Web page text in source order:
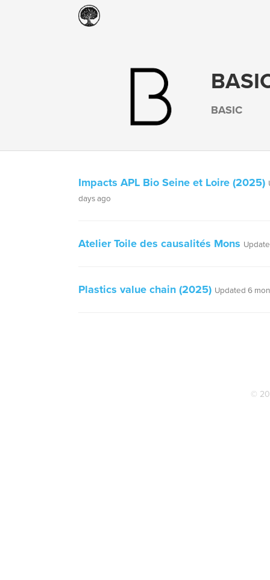
BASIC
Impacts APL Bio Seine et Loire (2025)
days ago
Atelier Toile des causalités Mons
Plastics value chain (2025) Updated 6
©